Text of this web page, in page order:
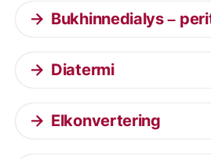
Bukhinnedialys –
Diatermi
Elkonvertering